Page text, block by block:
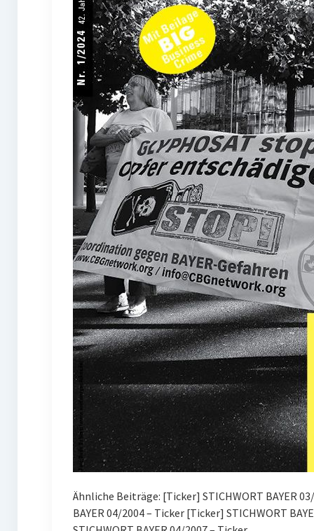
Ähnliche Beiträge: [Ticker] STICHWORT BAYER
BAYER 04/2004 – Ticker [Ticker] STICHWORT